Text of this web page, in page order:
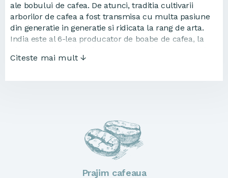
ale bobului de cafea. De atunci, traditia cultivarii
arborilor de cafea a fost transmisa cu multa pasiune
din generatie in generatie si ridicata la rang de arta.
India este al 6-lea producator de boabe de cafea, la
cultivata in regiunea Karnataka, situata in sud-vestul
cucerit de lichidul inchis la culoare si aromat pe care
l-a consumat si a decis sa il faca cunoscut si
localnicilor din tara sa. Odata ajuns acasa, acesta a
plantat cele sapte boabe de cafea, deschizand drumul
spre ceea ce urma sa devina o industrie de succes in
Citeste mai mult ↓
Prajim cafeaua